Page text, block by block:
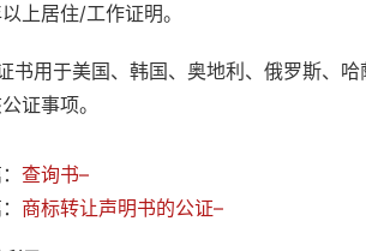
上居住/工作证明。
书用于美国、韩国、奥地利、俄罗斯、
证事项。
查询书–
商标转让声明书的公证–